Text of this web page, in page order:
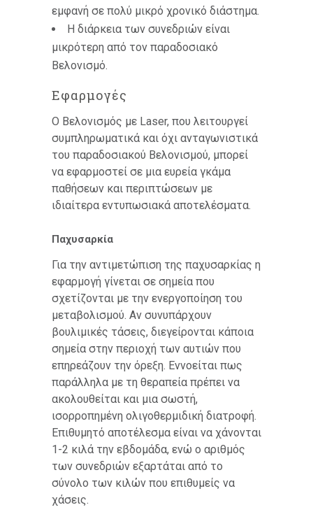
εμφανή σε πολύ μικρό χρονικό διάστημα.
Η διάρκεια των συνεδριών είναι
μικρότερη από τον παραδοσιακό
Βελονισμό.
Εφαρμογές
Ο Βελονισμός με Laser, που λειτουργεί
συμπληρωματικά και όχι ανταγωνιστικά
του παραδοσιακού Βελονισμού, μπορεί
να εφαρμοστεί σε μια ευρεία γκάμα
παθήσεων και περιπτώσεων με
ιδιαίτερα εντυπωσιακά αποτελέσματα.
Παχυσαρκία
Για την αντιμετώπιση της παχυσαρκίας η
εφαρμογή γίνεται σε σημεία που
σχετίζονται με την ενεργοποίηση του
μεταβολισμού. Αν συνυπάρχουν
βουλιμικές τάσεις, διεγείρονται κάποια
σημεία στην περιοχή των αυτιών που
επηρεάζουν την όρεξη. Εννοείται πως
παράλληλα με τη θεραπεία πρέπει να
ακολουθείται και μια σωστή,
ισορροπημένη ολιγοθερμιδική διατροφή.
Επιθυμητό αποτέλεσμα είναι να χάνονται
1-2 κιλά την εβδομάδα, ενώ ο αριθμός
των συνεδριών εξαρτάται από το
σύνολο των κιλών που επιθυμείς να
χάσεις.